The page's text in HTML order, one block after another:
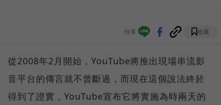
分享 收藏
從2008年2月開始，YouTube將推出現場串流影
音平台的傳言就不曾斷過，而現在這個說法終於
得到了證實，YouTube宣布它將實施為時兩天的